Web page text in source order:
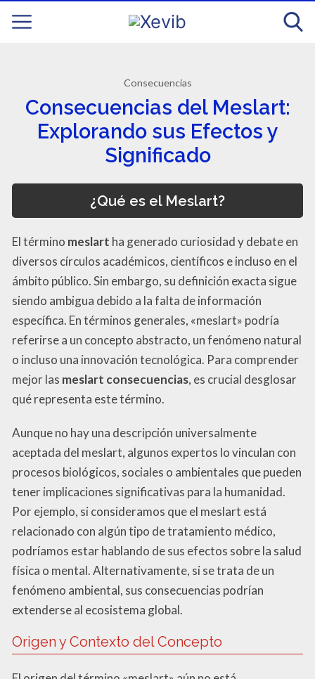
Consecuencias
Consecuencias del Meslart:
Explorando sus Efectos y
Significado
¿Qué es el Meslart?
El término meslart ha generado curiosidad y debate en
diversos círculos académicos, científicos e incluso en el
ámbito público. Sin embargo, su definición exacta sigue
siendo ambigua debido a la falta de información
específica. En términos generales, «meslart» podría
referirse a un concepto abstracto, un fenómeno natural
o incluso una innovación tecnológica. Para comprender
mejor las meslart consecuencias, es crucial desglosar
qué representa este término.
Aunque no hay una descripción universalmente
aceptada del meslart, algunos expertos lo vinculan con
procesos biológicos, sociales o ambientales que pueden
tener implicaciones significativas para la humanidad.
Por ejemplo, si consideramos que el meslart está
relacionado con algún tipo de tratamiento médico,
podríamos estar hablando de sus efectos sobre la salud
física o mental. Alternativamente, si se trata de un
fenómeno ambiental, sus consecuencias podrían
extenderse al ecosistema global.
Origen y Contexto del Concepto